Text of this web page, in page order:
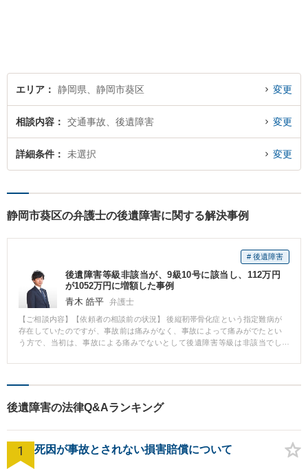
ださい。
エリア 静岡県、静岡市葵区 変更
相談内容 交通事故、後遺障害 変更
詳細条件 未選択 変更
静岡市葵区の弁護士の後遺障害に関する解決事例
# 後遺障害
後遺障害等級非該当が、9級10号に該当し、112万円
が1052万円に増額した事例
青木 皓平 弁護士
【ご相談内容】【依頼者の相談前の状況】 後縦靭帯骨化症という指定難病が
存在していたのですが、事故前は痛みがなく、事故によって痛みがでたとい
う方で、当初は、事故による痛みでないとして後遺障害等級は非該当でし
提出しました。 素因が10％あるという認定であったが、後遺障害等級9級10
いたこと、また、過去の裁判例なども添えて異議申し立てを実施しました。
後遺障害の法律Q&Aランキング
1 死因が事故とされない損害賠償について